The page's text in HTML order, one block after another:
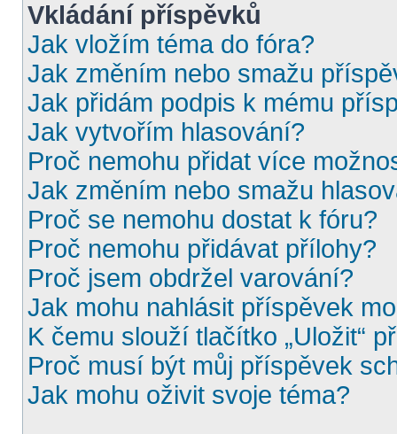
Vkládání příspěvků
Jak vložím téma do fóra?
Jak změním nebo smažu
Jak přidám podpis k mému
Jak vytvořím hlasování?
Proč nemohu přidat více
Jak změním nebo smažu
Proč se nemohu dostat k fóru?
Proč nemohu přidávat přílohy?
Proč jsem obdržel varování?
Jak mohu nahlásit příspěvek
K čemu slouží tlačítko „Uložit“
Proč musí být můj příspěvek
Jak mohu oživit svoje téma?